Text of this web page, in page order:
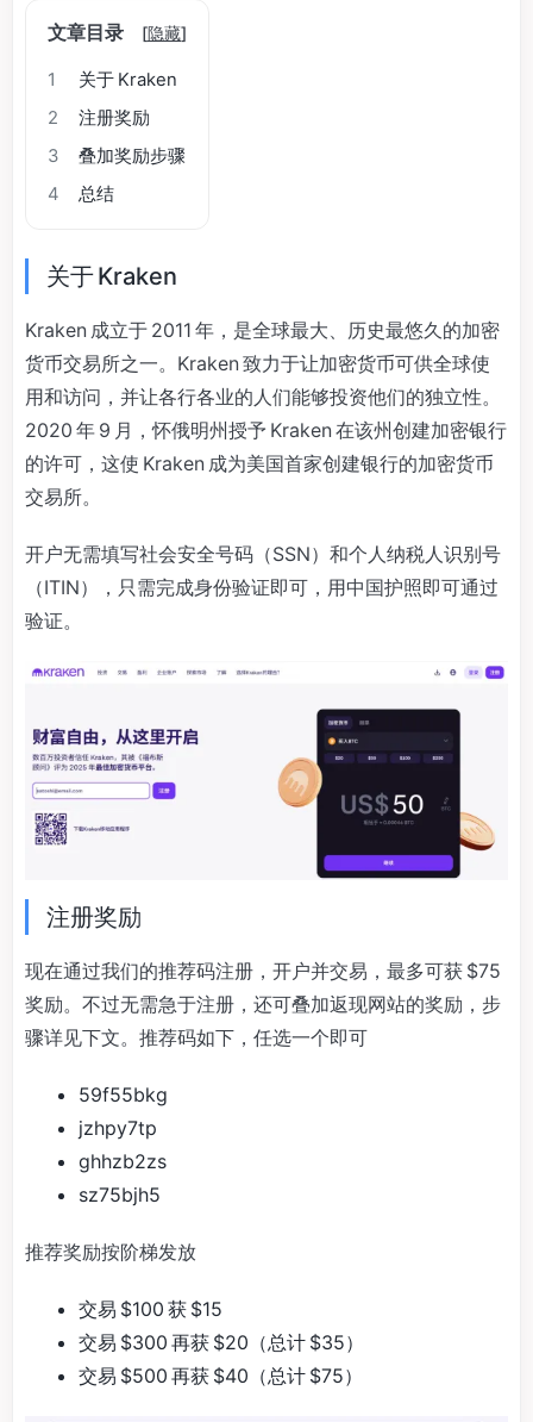
文章目录 [隐藏]
1
关于 Kraken
2
注册奖励
3
叠加奖励步骤
4
总结
关于 Kraken
Kraken 成立于 2011 年，是全球最大、历史最悠久的加密
货币交易所之一。Kraken 致力于让加密货币可供全球使
用和访问，并让各行各业的人们能够投资他们的独立性。
2020 年 9 月，怀俄明州授予 Kraken 在该州创建加密银行
的许可，这使 Kraken 成为美国首家创建银行的加密货币
交易所。
开户无需填写社会安全号码（SSN）和个人纳税人识别号
（ITIN），只需完成身份验证即可，用中国护照即可通过
验证。
注册奖励
现在通过我们的推荐码注册，开户并交易，最多可获 $75
奖励。不过无需急于注册，还可叠加返现网站的奖励，步
骤详见下文。推荐码如下，任选一个即可
59f55bkg
jzhpy7tp
ghhzb2zs
sz75bjh5
推荐奖励按阶梯发放
交易 $100 获 $15
交易 $300 再获 $20（总计 $35）
交易 $500 再获 $40（总计 $75）